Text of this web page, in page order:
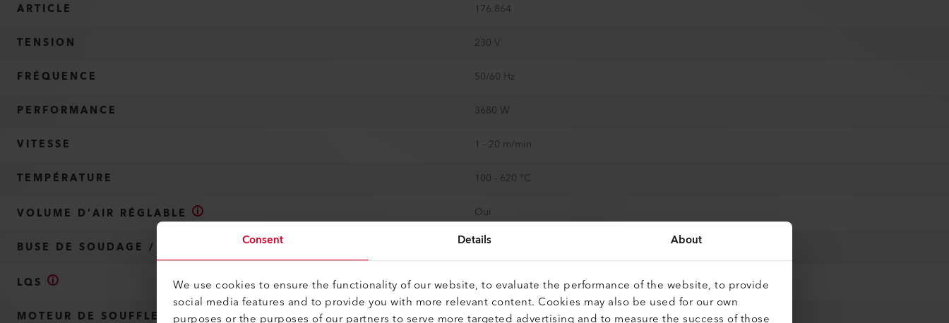
Consent Details About
We use cookies to ensure the functionality of our website, to evaluate the performance of the website, to provide
social media features and to provide you with more relevant content. Cookies may also be used for our own
purposes or the purposes of our partners to serve more targeted advertising and to measure the success of those
ARTICLE
176.864
TENSION
230 V
FRÉQUENCE
50/60 Hz
PERFORMANCE
3680 W
VITESSE
1 - 20 m/min
TEMPÉRATURE
100 - 620 °C
VOLUME D’AIR RÉGLABLE Oui
BUSE DE SOUDAGE / LARGEUR DE SOUDURE 20 mm
LQS Non
MOTEUR DE SOUFFLERIE SANS BALAIS
Oui